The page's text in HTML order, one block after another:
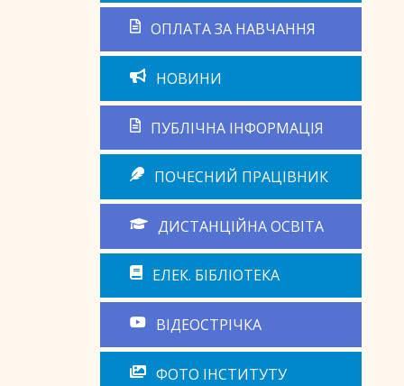
ОПЛАТА ЗА НАВЧАННЯ
НОВИНИ
ПУБЛІЧНА ІНФОРМАЦІЯ
ПОЧЕСНИЙ ПРАЦІВНИК
ДИСТАНЦІЙНА ОСВІТА
ЕЛЕК. БІБЛІОТЕКА
ВІДЕОСТРІЧКА
ФОТО ІНСТИТУТУ